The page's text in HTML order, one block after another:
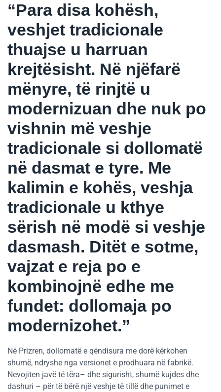
“Para disa kohësh,
veshjet tradicionale
thuajse u harruan
krejtësisht. Në njëfarë
mënyre, të rinjtë u
modernizuan dhe nuk po
vishnin më veshje
tradicionale si dollomatë
në dasmat e tyre. Me
kalimin e kohës, veshja
tradicionale u kthye
sërish në modë si veshje
dasmash. Ditët e sotme,
vajzat e reja po e
kombinojnë edhe me
fundet: dollomaja po
modernizohet.”
Në Prizren, dollomatë e qëndisura me dorë kërkohen
shumë, ndryshe nga versionet e prodhuara në fabrikë.
Nevojiten javë të tëra– dhe sigurisht, shumë kujdes dhe
dashuri – për të bërë një veshje të tillë dhe punimet e